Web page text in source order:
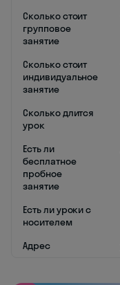
Сколько стоит
групповое
занятие
Сколько стоит
индивидуальное
занятие
Сколько длится
урок
Есть ли
бесплатное
пробное
занятие
Есть ли уроки с
носителем
Адрес